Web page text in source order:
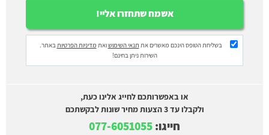
בשליחת הטופס הינכם מאשרים את תנאי השימושואת מדיניות הפרטיותבאתר.
השירות ניתן בחינם!
או באפשרותכם לחייג אלינו כעת,
ולקבלו עד 3 הצעות מחיר שונות לבקשתכם
חייגו: